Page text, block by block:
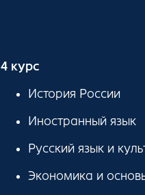
4 курс
История России
Иностранный язык
Русский язык и
Экономика и